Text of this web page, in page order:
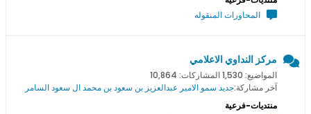
المحاورات المنقوله
مركز النداوي الاعلامي
المواضيع: 1,530 المشاركات: 10,864
آخر مشاركة:جديد سمو اﻻمير عبدالعزيز بن سعود بن محمد ال سعود السامر
منتديات-فرعية